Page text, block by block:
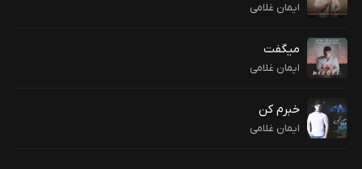
ایمان غلامی
میگفت
ایمان غلامی
خبرم کن
ایمان غلامی